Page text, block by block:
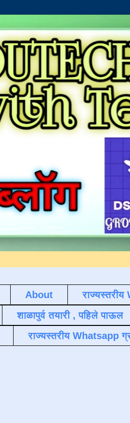
About
शाळापुर्व तयारी , पहिले पाऊल
राज्यस्तरीय Whatsapp